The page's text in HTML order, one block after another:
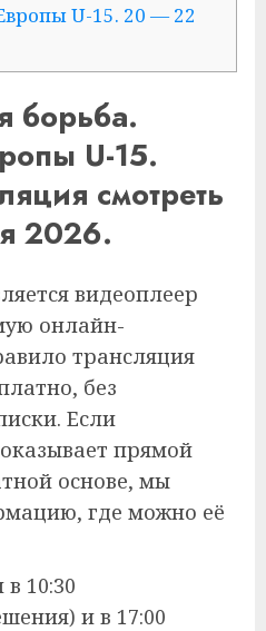
U-15. 20 — 22
борьба.
U-15.
смотреть
2026.
видеоплеер
онлайн-
трансляция
без
Если
прямой
основе, мы
где можно её
10:30
и в 17:00